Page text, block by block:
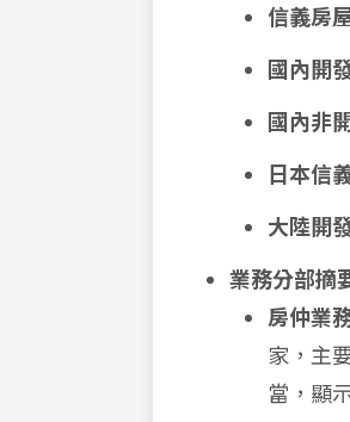
信義房
國內開
國內非
日本信
大陸開
業務分部摘
房仲業
家，主
當，顯